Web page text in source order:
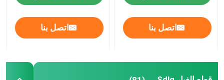
اتصل بنا اتصل بنا